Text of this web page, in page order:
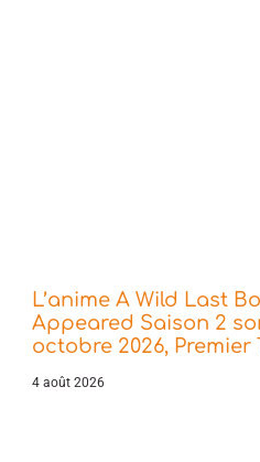
L’anime A Wild Last
Appeared Saison 2
octobre 2026, Premier
4 août 2026